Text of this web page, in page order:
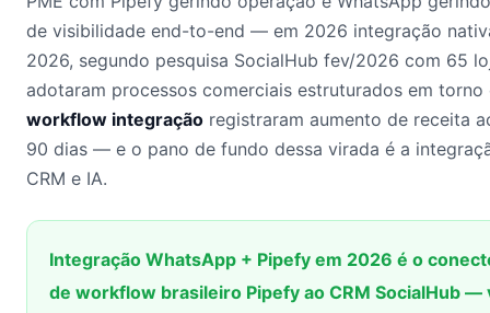
de visibilidade end-to-end — em 2026 integração
2026, segundo pesquisa SocialHub fev/2026 com 65
adotaram processos comerciais estruturados em
workflow integração registraram aumento de receita
90 dias — e o pano de fundo dessa virada é a
CRM e IA.
Integração WhatsApp + Pipefy em 2026 é o
de workflow brasileiro Pipefy ao CRM SocialHub —